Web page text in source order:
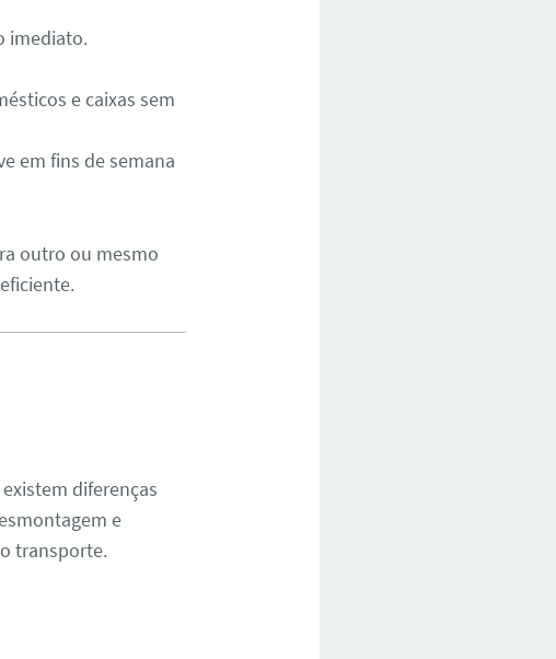
imediato.
e caixas sem
em fins de semana
outro ou mesmo
diferenças
e
transporte.